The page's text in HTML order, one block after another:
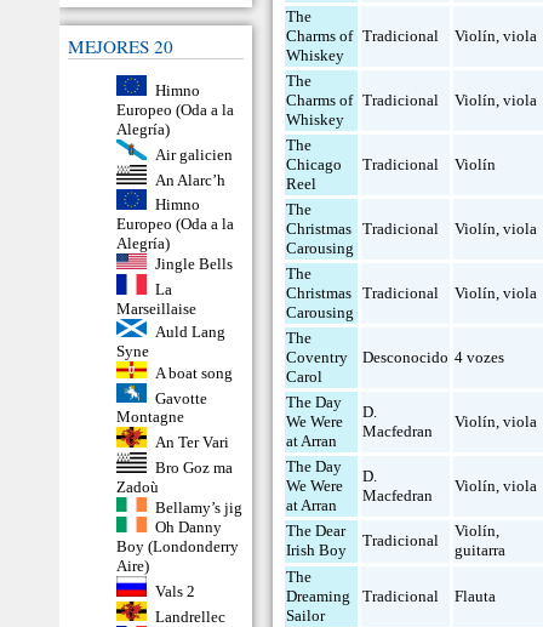
MEJORES 20
Himno
Europeo (Oda a la
Alegría)
Air galicien
An Alarc’h
Himno
Europeo (Oda a la
Alegría)
Jingle Bells
La
Marseillaise
Auld Lang
Syne
A boat song
Gavotte
Montagne
An Ter Vari
Bro Goz ma
Zadoù
Bellamy’s jig
Oh Danny
Boy (Londonderry
Aire)
Vals 2
Landrellec
The
Charms of
Whiskey
Tradicional Violín,viola
The
Charms of
Whiskey
Tradicional Violín,viola
The
Chicago
Reel
Tradicional Violín
The
Christmas
Carousing
Tradicional Violín,viola
The
Christmas
Carousing
Tradicional Violín,viola
The
Coventry
Carol
Desconocido 4 vozes
The Day
We Were
at Arran
D.
Macfedran
Violín,viola
The Day
We Were
at Arran
D.
Macfedran
Violín,viola
The Dear
Irish Boy
Tradicional
Violín,
guitarra
The
Dreaming
Sailor
Tradicional Flauta